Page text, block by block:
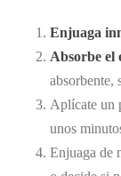
Enjuaga
Absorbe el
absorbente,
Aplícate un
unos
Enjuaga de